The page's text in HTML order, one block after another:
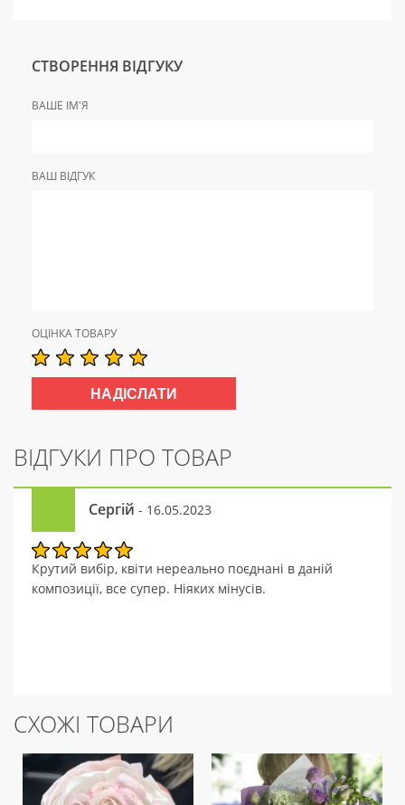
СТВОРЕННЯ ВІДГУКУ
ВАШЕ ІМ'Я
ВАШ ВІДГУК
ОЦІНКА ТОВАРУ
ВІДГУКИ ПРО ТОВАР
Сергій - 16.05.2023
Крутий вибір, квіти нереально поєднані в даній
композиції, все супер. Ніяких мінусів.
СХОЖІ ТОВАРИ